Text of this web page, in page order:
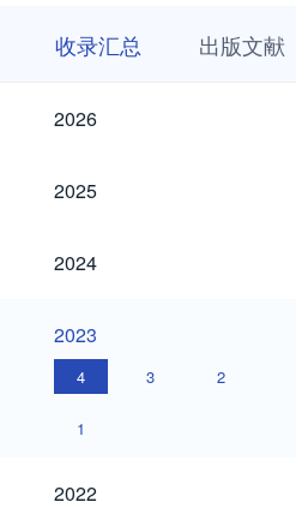
收录汇总 出版文献
2026
2026
2025
2025
2024
2024
2023
2023
4 3 2
1
2022
2022